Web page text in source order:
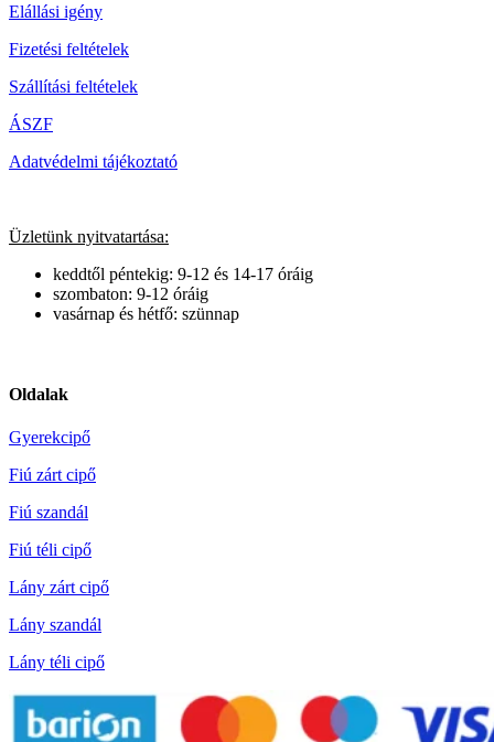
Elállási igény
Fizetési feltételek
Szállítási feltételek
ÁSZF
Adatvédelmi tájékoztató
Üzletünk nyitvatartása:
keddtől péntekig: 9-12 és 14-17 óráig
szombaton: 9-12 óráig
vasárnap és hétfő: szünnap
Oldalak
Gyerekcipő
Fiú zárt cipő
Fiú szandál
Fiú téli cipő
Lány zárt cipő
Lány szandál
Lány téli cipő